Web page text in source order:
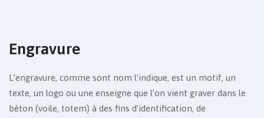
Engravure
L’engravure, comme sont nom l’indique, est un motif, un
texte, un logo ou une enseigne que l’on vient graver dans le
béton (voile, totem) à des fins d’identification, de